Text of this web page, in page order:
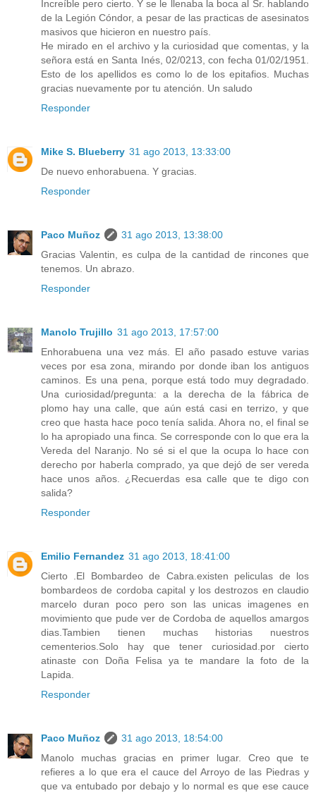
Increíble pero cierto. Y se le llenaba la boca al Sr. hablando
de la Legión Cóndor, a pesar de las practicas de asesinatos
masivos que hicieron en nuestro país.
He mirado en el archivo y la curiosidad que comentas, y la
señora está en Santa Inés, 02/0213, con fecha 01/02/1951.
Esto de los apellidos es como lo de los epitafios. Muchas
gracias nuevamente por tu atención. Un saludo
Responder
Mike S. Blueberry 31 ago 2013, 13:33:00
De nuevo enhorabuena. Y gracias.
Responder
Paco Muñoz
31 ago 2013, 13:38:00
Gracias Valentin, es culpa de la cantidad de rincones que
tenemos. Un abrazo.
Responder
Manolo Trujillo 31 ago 2013, 17:57:00
Enhorabuena una vez más. El año pasado estuve varias
veces por esa zona, mirando por donde iban los antiguos
caminos. Es una pena, porque está todo muy degradado.
Una curiosidad/pregunta: a la derecha de la fábrica de
plomo hay una calle, que aún está casi en terrizo, y que
creo que hasta hace poco tenía salida. Ahora no, el final se
lo ha apropiado una finca. Se corresponde con lo que era la
Vereda del Naranjo. No sé si el que la ocupa lo hace con
derecho por haberla comprado, ya que dejó de ser vereda
hace unos años. ¿Recuerdas esa calle que te digo con
salida?
Responder
Emilio Fernandez 31 ago 2013, 18:41:00
Cierto .El Bombardeo de Cabra.existen peliculas de los
bombardeos de cordoba capital y los destrozos en claudio
marcelo duran poco pero son las unicas imagenes en
movimiento que pude ver de Cordoba de aquellos amargos
dias.Tambien tienen muchas historias nuestros
cementerios.Solo hay que tener curiosidad.por cierto
atinaste con Doña Felisa ya te mandare la foto de la
Lapida.
Responder
Paco Muñoz
31 ago 2013, 18:54:00
Manolo muchas gracias en primer lugar. Creo que te
refieres a lo que era el cauce del Arroyo de las Piedras y
que va entubado por debajo y lo normal es que ese cauce